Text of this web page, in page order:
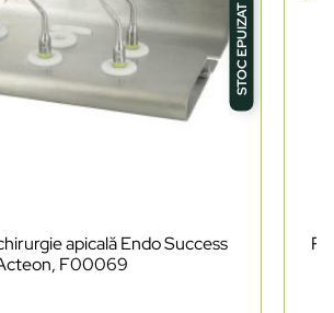
STOC EPUIZAT
apicală Endo Success
F00069